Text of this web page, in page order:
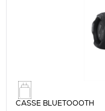
CASSE BLUETOOOTH